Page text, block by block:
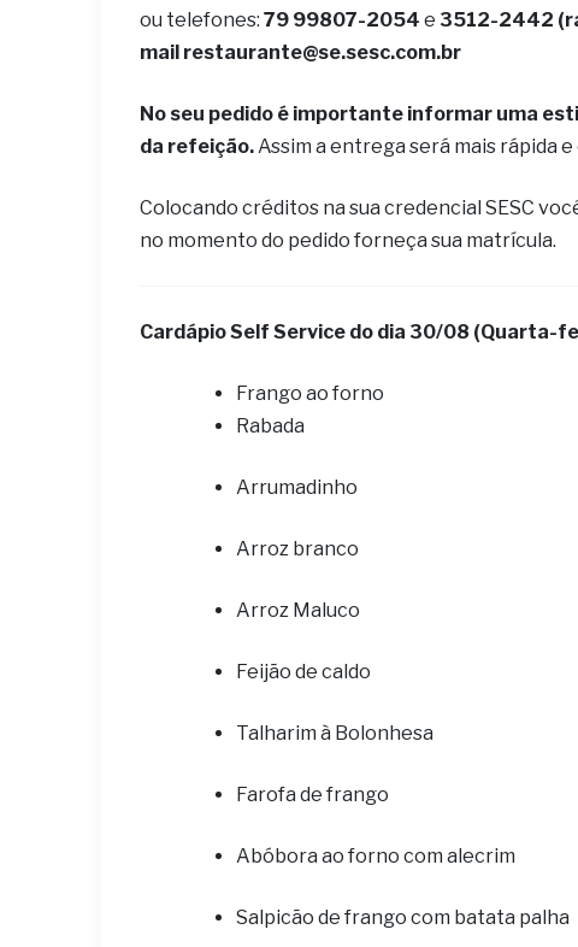
ou telefones: 79 99807-2054 e 3512-2442
mail restaurante@se.sesc.com.br
No seu pedido é importante informar uma
da refeição.Assim a entrega será mais rápida
Colocando créditos na sua credencial SESC
no momento do pedido forneça sua matrícula.
Cardápio Self Service do dia 30/08 (Quarta-
Frango ao forno
Rabada
Arrumadinho
Arroz branco
Arroz Maluco
Feijão de caldo
Talharim à Bolonhesa
Farofa de frango
Abóbora ao forno com alecrim
Salpicão de frango com batata palha